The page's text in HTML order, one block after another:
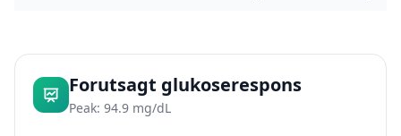
Forutsagt glukoserespons
Peak: 94.9 mg/dL